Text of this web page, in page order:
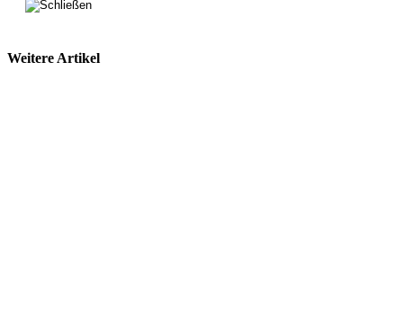
Weitere Artikel